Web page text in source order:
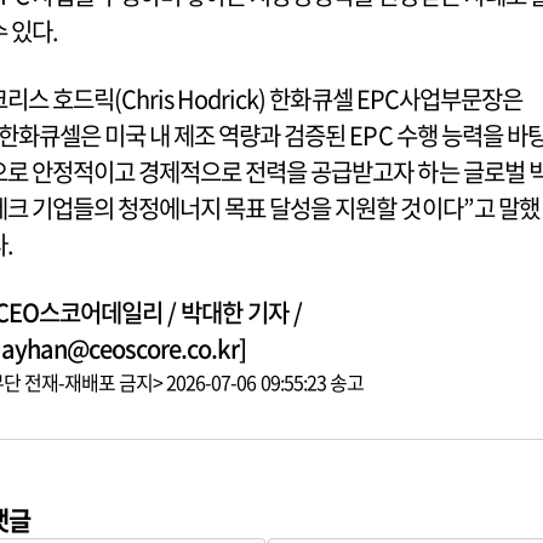
있다.
리스 호드릭(Chris Hodrick) 한화큐셀 EPC사업부문장은
화큐셀은 미국 내 제조 역량과 검증된 EPC 수행 능력을 바
로 안정적이고 경제적으로 전력을 공급받고자 하는 글로벌
크 기업들의 청정에너지 목표 달성을 지원할 것이다”고 말했
.
스코어데일리 / 박대한 기자 /
전재-재배포 금지> 2026-07-06 09:55:23 송고
글